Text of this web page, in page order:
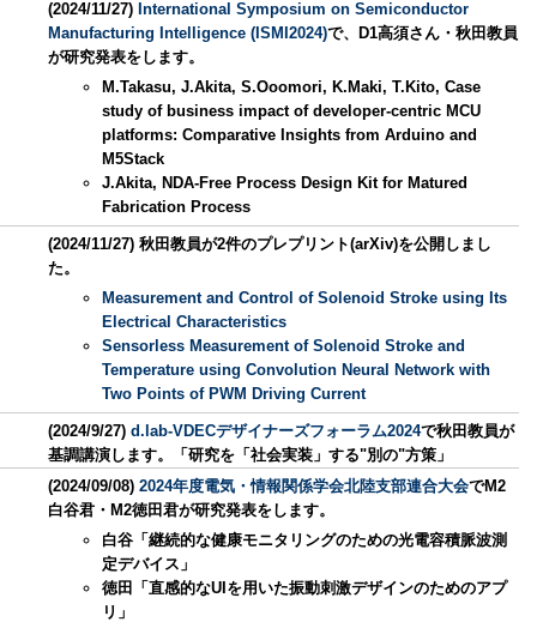
(2024/11/27) International Symposium on Semiconductor
Manufacturing Intelligence (ISMI2024)で、D1高須さん・秋田教員
が研究発表をします。
M.Takasu, J.Akita, S.Ooomori, K.Maki, T.Kito, Case
study of business impact of developer-centric MCU
platforms: Comparative Insights from Arduino and
M5Stack
J.Akita, NDA-Free Process Design Kit for Matured
Fabrication Process
(2024/11/27) 秋田教員が2件のプレプリント(arXiv)を公開しまし
た。
Measurement and Control of Solenoid Stroke using Its
Electrical Characteristics
Sensorless Measurement of Solenoid Stroke and
Temperature using Convolution Neural Network with
Two Points of PWM Driving Current
(2024/9/27) d.lab-VDECデザイナーズフォーラム2024で秋田教員が
基調講演します。「研究を「社会実装」する"別の"方策」
(2024/09/08) 2024年度電気・情報関係学会北陸支部連合大会でM2
白谷君・M2徳田君が研究発表をします。
白谷「継続的な健康モニタリングのための光電容積脈波測
定デバイス」
徳田「直感的なUIを用いた振動刺激デザインのためのアプ
リ」